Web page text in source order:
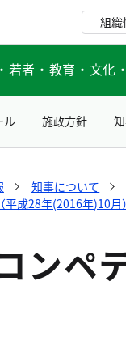
組織
若者・教育・文化
ル 施政方針
知事について
成28年(2016年)10月）
ンペ